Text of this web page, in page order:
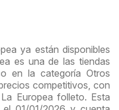
ya están disponibles
es una de las tiendas
en la categoría Otros
competitivos, con
Europea folleto. Esta